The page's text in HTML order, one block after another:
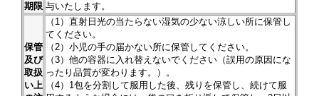
期限 与いたします。
保管
及び
取扱
い上
（1）直射日光の当たらない湿気の少ない涼しい所に保管し
てください。
（2）小児の手の届かない所に保管してください。
（3）他の容器に入れ替えないでください（誤用の原因にな
ったり品質が変わります。）。
（4）1包を分割して服用した後、残りを保管し、続けて服